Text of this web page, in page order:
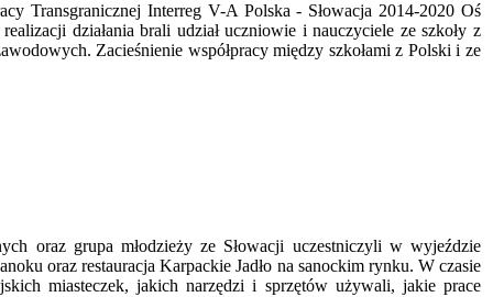
Transgranicznej Interreg V-A Polska - Słowacja 2014-2020 Oś
działania brali udział uczniowie i nauczyciele ze szkoły z
Zacieśnienie współpracy między szkołami z Polski i ze
oraz grupa młodzieży ze Słowacji uczestniczyli w wyjeździe
oraz restauracja Karpackie Jadło na sanockim rynku. W czasie
miasteczek, jakich narzędzi i sprzętów używali, jakie prace